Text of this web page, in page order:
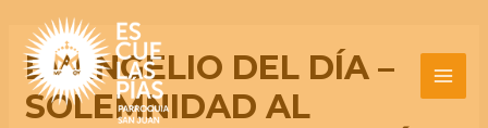
content
EVANGELIO DEL DÍA –
SOLEMNIDAD AL
Post
navigation